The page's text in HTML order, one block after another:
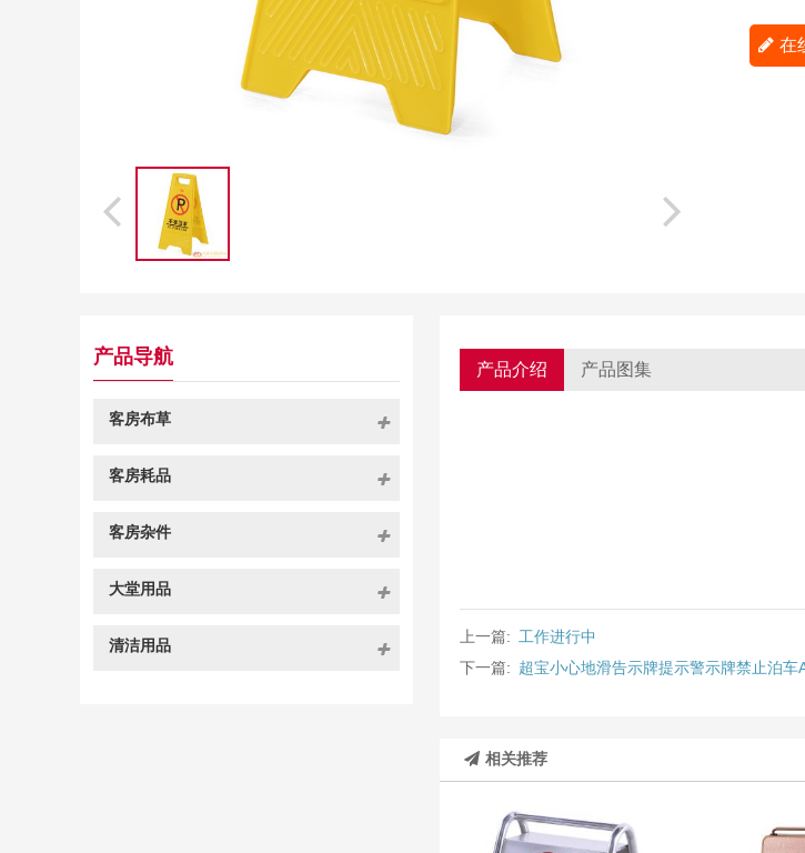
在
产品介绍 产品图集
上一篇: 工作进行中
下一篇: 超宝小心地滑告示牌提示警示牌禁止泊车
相关推荐
产品导航
客房布草
客房耗品
客房杂件
大堂用品
清洁用品